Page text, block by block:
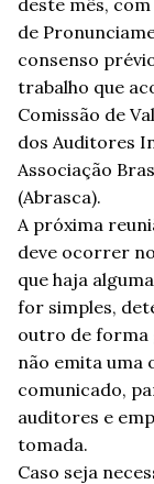
deste mês,
de
consenso
trabalho que
Comissão de
dos Auditores
Associação
(Abrasca).
A próxima
deve ocorrer
que haja
for simples,
outro de forma
não emita uma
comunicado,
auditores e
tomada.
Caso seja